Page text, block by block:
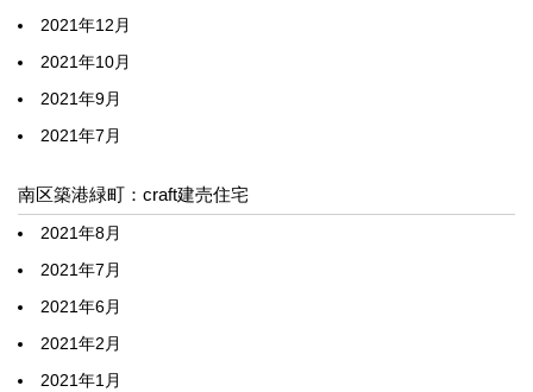
2021年12月
2021年10月
2021年9月
2021年7月
南区築港緑町：craft建売住宅
2021年8月
2021年7月
2021年6月
2021年2月
2021年1月